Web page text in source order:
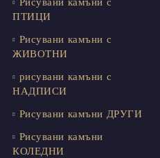
Рисувани камъни с
ПТИЦИ
Рисувани камъни с
ЖИВОТНИ
рисувани камъни с
НАДПИСИ
Рисувани камъни ДРУГИ
Рисувани камъни
КОЛЕДНИ